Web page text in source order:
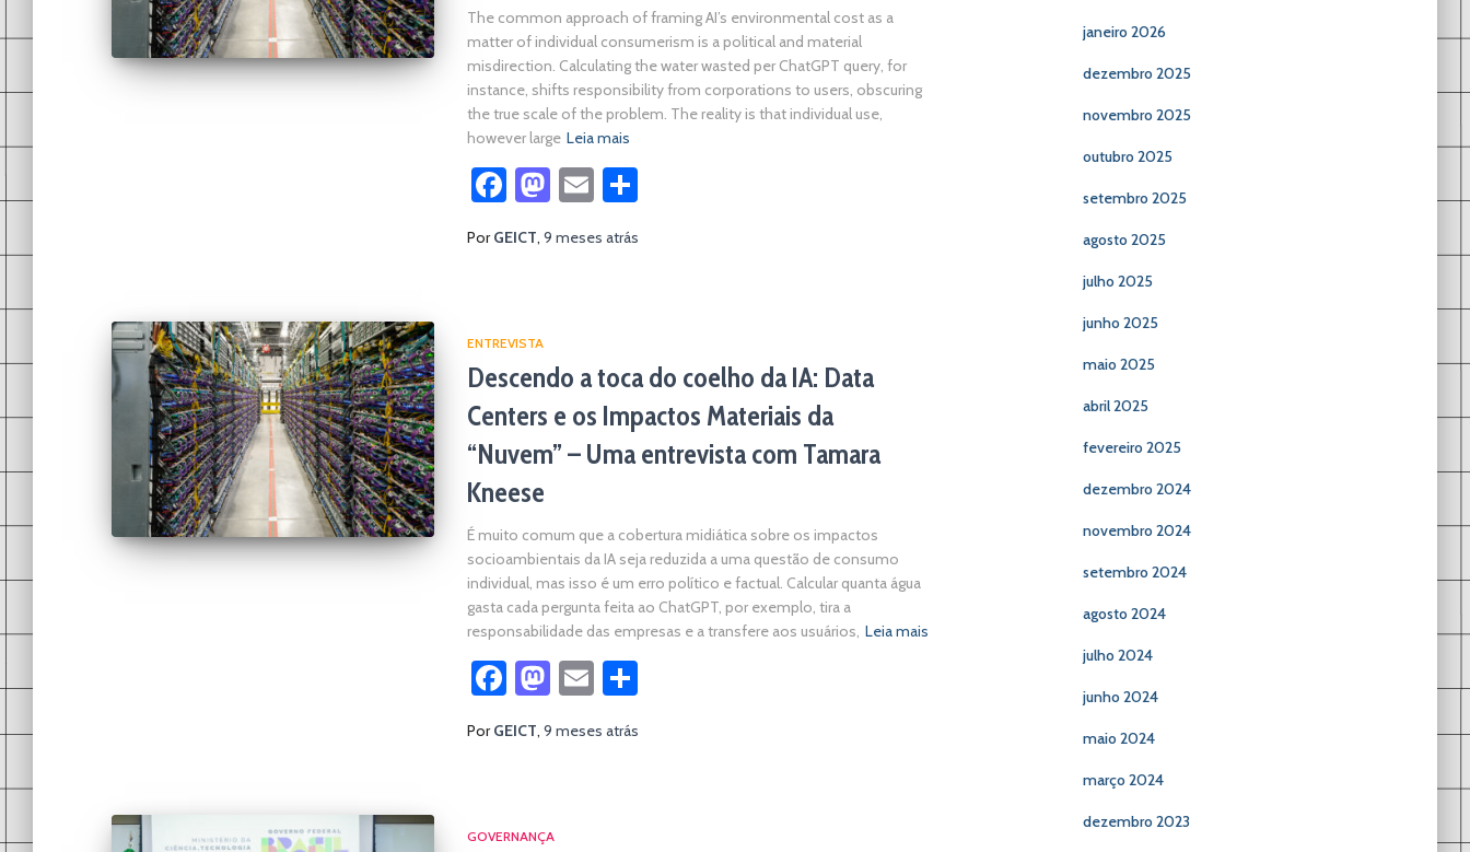
The common approach of framing AI’s environmental cost as a
matter of individual consumerism is a political and material
misdirection. Calculating the water wasted per ChatGPT query, for
instance, shifts responsibility from corporations to users, obscuring
the true scale of the problem. The reality is that individual use,
however large Leia mais
Facebook
Mastodon
Email
PorGEICT, 9 meses atrás
ENTREVISTA
Descendo a toca do coelho da IA: Data
Centers e os Impactos Materiais da
“Nuvem” – Uma entrevista com Tamara
Kneese
É muito comum que a cobertura midiática sobre os impactos
socioambientais da IA seja reduzida a uma questão de consumo
individual, mas isso é um erro político e factual. Calcular quanta água
gasta cada pergunta feita ao ChatGPT, por exemplo, tira a
responsabilidade das empresas e a transfere aos usuários, Leia mais
Facebook
Mastodon
Email
PorGEICT, 9 meses atrás
GOVERNANÇA
janeiro 2026
dezembro 2025
novembro 2025
outubro 2025
setembro 2025
agosto 2025
julho 2025
junho 2025
maio 2025
abril 2025
fevereiro 2025
dezembro 2024
novembro 2024
setembro 2024
agosto 2024
julho 2024
junho 2024
maio 2024
março 2024
dezembro 2023